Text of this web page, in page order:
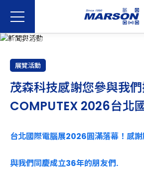
新聞與活動
關注茂森條碼掃瞄器產品公告、AIDC自動識
展覽活動
茂森科技感謝您參與我
COMPUTEX 2026台北
台北國際電腦展2026圓滿落幕！感
與我們同慶成立36年的朋友們.